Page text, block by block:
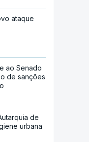
ataque
ao Senado
de sanções
de
urbana